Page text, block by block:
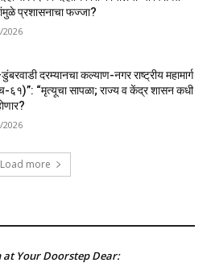
प्रशासनाचा फज्जा?
2026
दरम्यानचा कल्याण-नगर राष्ट्रीय महामार्ग
६१)”: “मृत्यूचा सापळा; राज्य व केंद्र शासन कधी
2026
Load more
Your Doorstep Dear: